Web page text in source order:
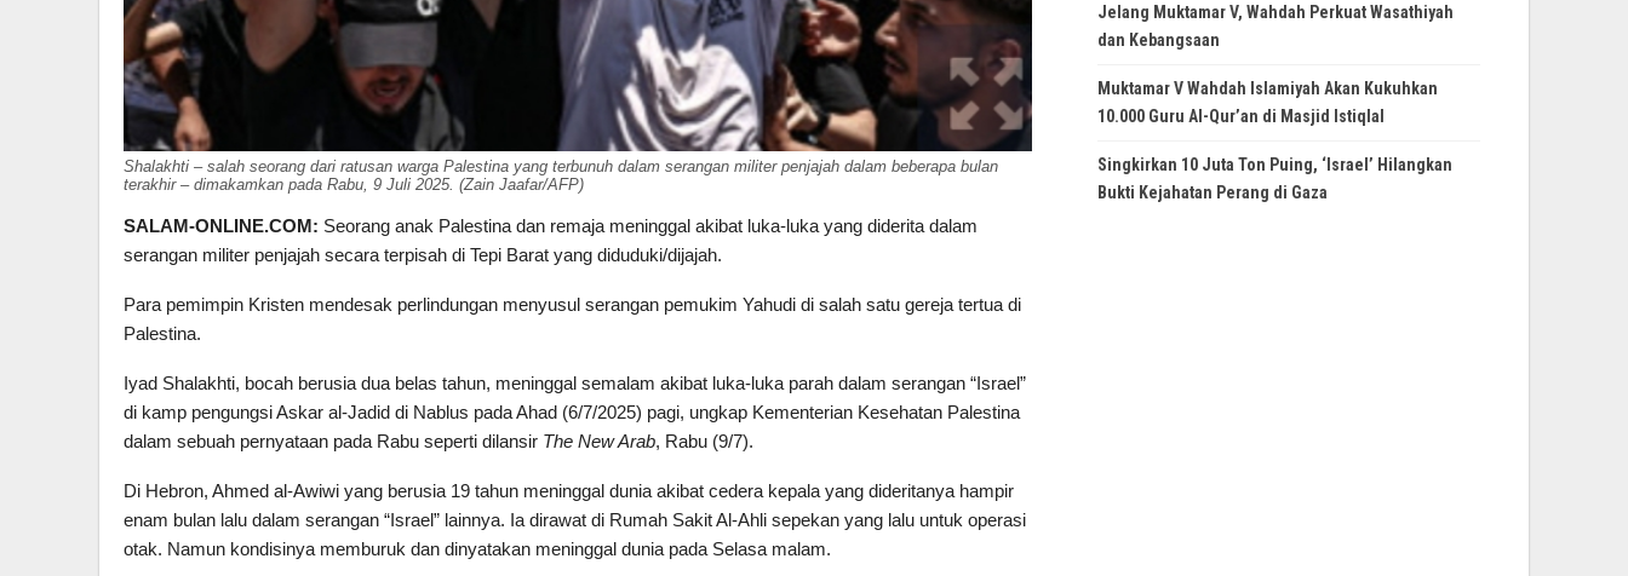
Shalakhti – salah seorang dari ratusan warga Palestina yang terbunuh dalam serangan militer penjajah dalam beberapa bulan
terakhir – dimakamkan pada Rabu, 9 Juli 2025. (Zain Jaafar/AFP)
SALAM-ONLINE.COM: Seorang anak Palestina dan remaja meninggal akibat luka-luka yang diderita dalam
serangan militer penjajah secara terpisah di Tepi Barat yang diduduki/dijajah.
Para pemimpin Kristen mendesak perlindungan menyusul serangan pemukim Yahudi di salah satu gereja tertua di
Palestina.
Iyad Shalakhti, bocah berusia dua belas tahun, meninggal semalam akibat luka-luka parah dalam serangan “Israel”
di kamp pengungsi Askar al-Jadid di Nablus pada Ahad (6/7/2025) pagi, ungkap Kementerian Kesehatan Palestina
dalam sebuah pernyataan pada Rabu seperti dilansir The New Arab, Rabu (9/7).
Di Hebron, Ahmed al-Awiwi yang berusia 19 tahun meninggal dunia akibat cedera kepala yang dideritanya hampir
enam bulan lalu dalam serangan “Israel” lainnya. Ia dirawat di Rumah Sakit Al-Ahli sepekan yang lalu untuk operasi
otak. Namun kondisinya memburuk dan dinyatakan meninggal dunia pada Selasa malam.
Jelang Muktamar V, Wahdah Perkuat Wasathiyah
dan Kebangsaan
Muktamar V Wahdah Islamiyah Akan Kukuhkan
10.000 Guru Al-Qur’an di Masjid Istiqlal
Singkirkan 10 Juta Ton Puing, ‘Israel’ Hilangkan
Bukti Kejahatan Perang di Gaza